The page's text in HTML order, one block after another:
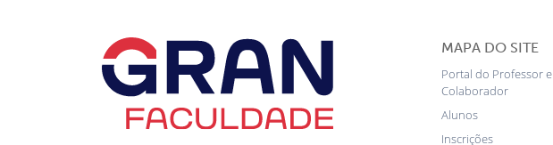
MAPA DO SITE
Portal do Professor e
Colaborador
Alunos
Inscrições